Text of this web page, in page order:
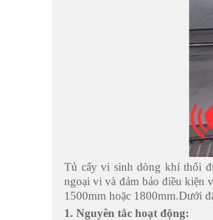
Tủ cấy vi sinh dòng khí thổi
ngoại vi và đảm bảo điều kiện
1500mm hoặc 1800mm.Dưới
1. Nguyên tắc hoạt động: